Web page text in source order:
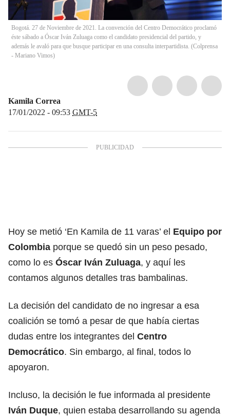
Bogotá. 27 de Noviembre de 2021. La convención del Centro Democrático proclamó
éste sábado a Óscar Iván Zuluaga como el candidato presidencial del partido, y
además le avaló para que busque participar en una consulta interpartidista. (Colprensa
- Mariano Vimos)
Kamila Correa
17/01/2022 - 09:53 GMT-5
Hoy se metió ‘En Kamila de 11 varas’ el Equipo por
Colombia porque se quedó sin un peso pesado,
como lo es Óscar Iván Zuluaga, y aquí les
contamos algunos detalles tras bambalinas.
La decisión del candidato de no ingresar a esa
coalición se tomó a pesar de que había ciertas
dudas entre los integrantes del Centro
Democrático. Sin embargo, al final, todos lo
apoyaron.
Incluso, la decisión le fue informada al presidente
Iván Duque, quien estaba desarrollando su agenda